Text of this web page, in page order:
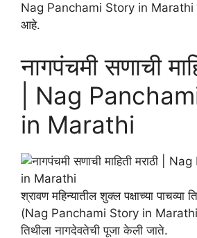
Nag Panchami Story in Marathi
आहे.
नागपंचमी सणाची
| Nag
in Marathi
श्रावण महिन्यातील शुक्ल पक्षाच्या पाचव्या
(Nag Panchami Story in
तिथीला नागदेवतेची पूजा केली जाते.